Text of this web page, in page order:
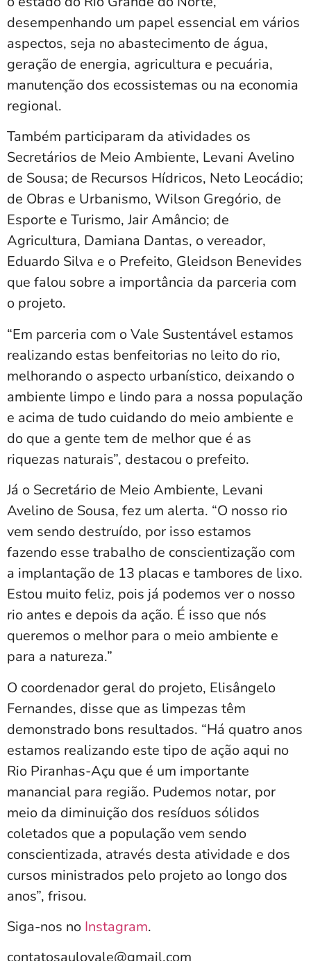
desempenhando um papel essencial em vários
aspectos, seja no abastecimento de água,
geração de energia, agricultura e pecuária,
manutenção dos ecossistemas ou na economia
regional.
Também participaram da atividades os
Secretários de Meio Ambiente, Levani Avelino
de Sousa; de Recursos Hídricos, Neto Leocádio;
de Obras e Urbanismo, Wilson Gregório, de
Esporte e Turismo, Jair Amâncio; de
Agricultura, Damiana Dantas, o vereador,
Eduardo Silva e o Prefeito, Gleidson Benevides
que falou sobre a importância da parceria com
o projeto.
“Em parceria com o Vale Sustentável estamos
realizando estas benfeitorias no leito do rio,
melhorando o aspecto urbanístico, deixando o
ambiente limpo e lindo para a nossa população
e acima de tudo cuidando do meio ambiente e
do que a gente tem de melhor que é as
riquezas naturais”, destacou o prefeito.
Já o Secretário de Meio Ambiente, Levani
Avelino de Sousa, fez um alerta. “O nosso rio
vem sendo destruído, por isso estamos
fazendo esse trabalho de conscientização com
a implantação de 13 placas e tambores de lixo.
Estou muito feliz, pois já podemos ver o nosso
rio antes e depois da ação. É isso que nós
queremos o melhor para o meio ambiente e
para a natureza.”
O coordenador geral do projeto, Elisângelo
Fernandes, disse que as limpezas têm
demonstrado bons resultados. “Há quatro anos
estamos realizando este tipo de ação aqui no
Rio Piranhas-Açu que é um importante
manancial para região. Pudemos notar, por
meio da diminuição dos resíduos sólidos
coletados que a população vem sendo
conscientizada, através desta atividade e dos
cursos ministrados pelo projeto ao longo dos
anos”, frisou.
Siga-nos no Instagram.